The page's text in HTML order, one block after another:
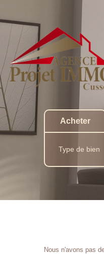
Acheter
Type de bien
Nous n'avons pas